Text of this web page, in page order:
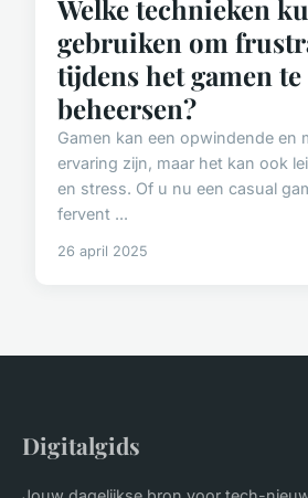
Welke technieken
gebruiken om
tijdens het gamen te
beheersen?
Gamen kan een opwindende en
ervaring zijn, maar het kan ook
en stress. Of u nu een casual
fervent ...
26 april 2025
Digitalgids